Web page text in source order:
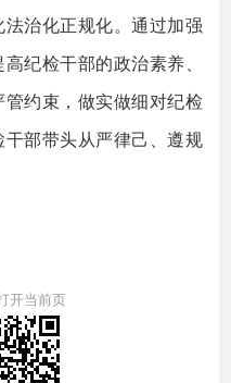
治化正规化。通过加强
纪检干部的政治素养、
约束，做实做细对纪检
部带头从严律己、遵规
开当前页